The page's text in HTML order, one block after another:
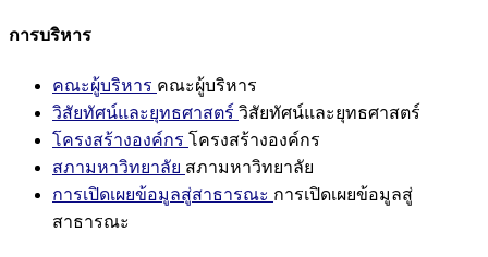
การบริหาร
คณะผู้บริหาร คณะผู้บริหาร
วิสัยทัศน์และยุทธศาสตร์ วิสัยทัศน์และยุทธศาสตร์
โครงสร้างองค์กร โครงสร้างองค์กร
สภามหาวิทยาลัย สภามหาวิทยาลัย
การเปิดเผยข้อมูลสู่สาธารณะ การเปิดเผยข้อมูลสู่
สาธารณะ